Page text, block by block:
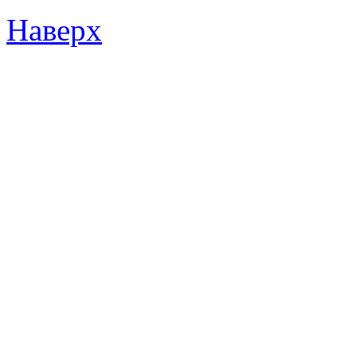
Наверх